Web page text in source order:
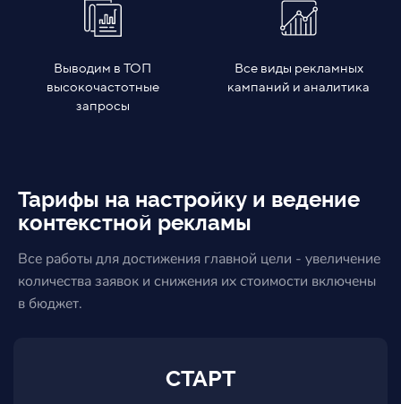
Выводим в ТОП
высокочастотные
запросы
Все виды рекламных
кампаний и аналитика
Тарифы на настройку и ведение
контекстной рекламы
Все работы для достижения главной цели - увеличение
количества заявок и снижения их стоимости включены
в бюджет.
СТАРТ